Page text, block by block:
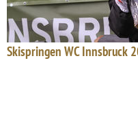
Skispringen WC Innsbruck